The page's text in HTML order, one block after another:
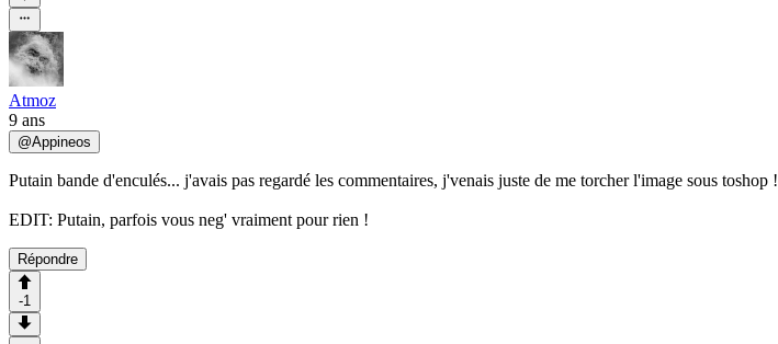
Atmoz
9 ans
@Appineos
Putain bande d'enculés... j'avais pas regardé les commentaires, j'venais juste de me torcher l'image sous toshop !
EDIT: Putain, parfois vous neg' vraiment pour rien !
Répondre
-1